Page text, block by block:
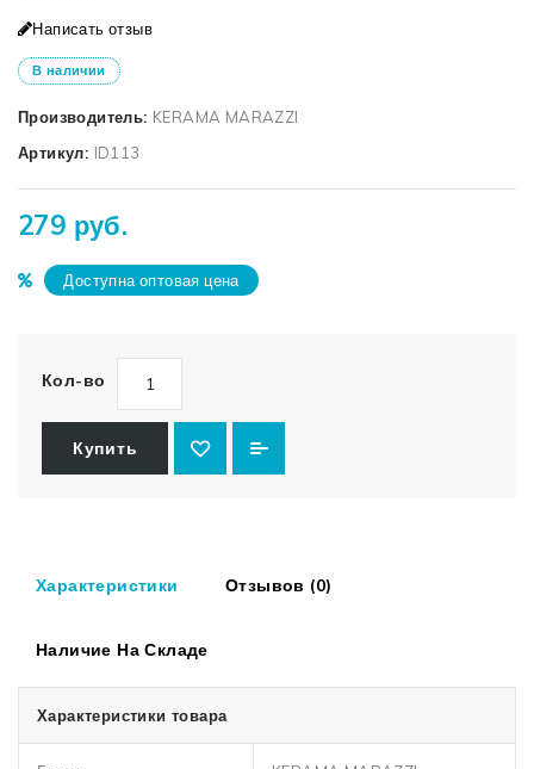
Написать отзыв
В наличии
Производитель: KERAMA MARAZZI
Артикул: ID113
279 руб.
Доступна оптовая цена
Кол-во
Купить
Характеристики Отзывов (0)
Наличие На Складе
Характеристики товара